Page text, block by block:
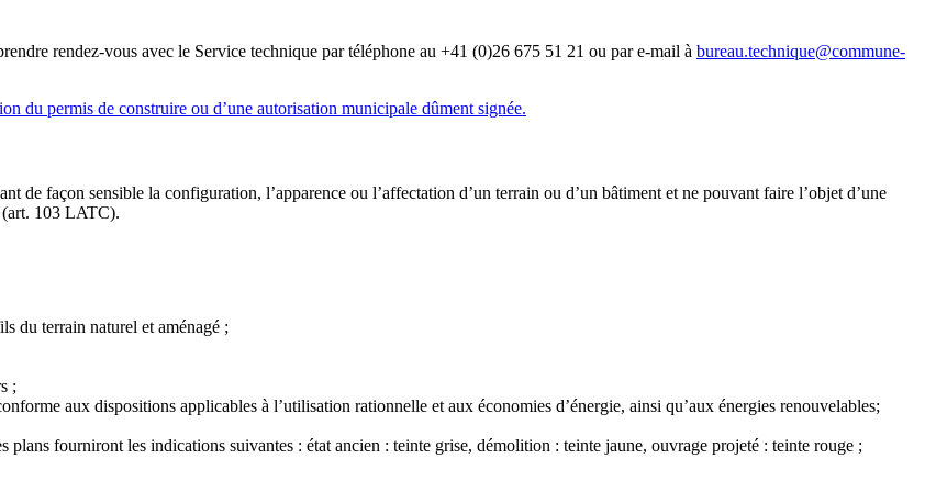
rendez-vous avec le Service technique par téléphone au +41 (0)26 675 51 21 ou par e-mail à bureau.technique@commune-
du permis de construire ou d’une autorisation municipale dûment signée.
de façon sensible la configuration, l’apparence ou l’affectation d’un terrain ou d’un bâtiment et ne pouvant faire l’objet d’une
(art. 103 LATC).
du terrain naturel et aménagé ;
;
aux dispositions applicables à l’utilisation rationnelle et aux économies d’énergie, ainsi qu’aux énergies renouvelables;
plans fourniront les indications suivantes : état ancien : teinte grise, démolition : teinte jaune, ouvrage projeté : teinte rouge ;